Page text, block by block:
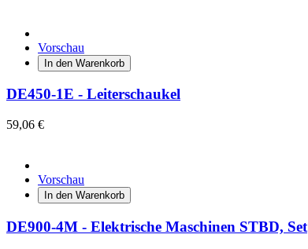
Vorschau
In den Warenkorb
DE450-1E - Leiterschaukel
59,06 €
Vorschau
In den Warenkorb
DE900-4M - Elektrische Maschinen STBD, Set